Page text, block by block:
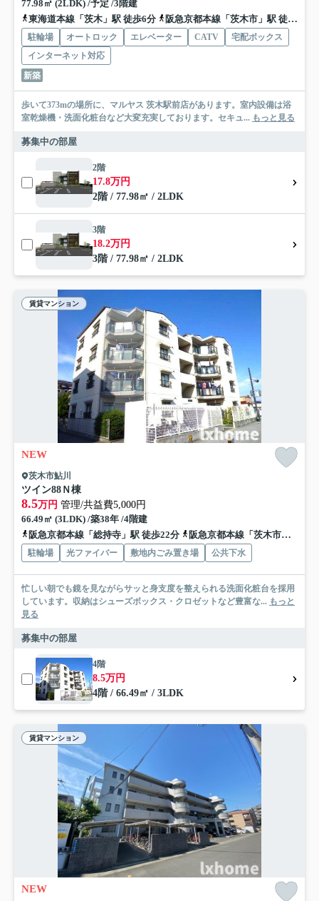
77.98㎡ (2LDK) /予定 /3階建
東海道本線「茨木」駅 徒歩6分
阪急京都本線「茨木市」駅 徒歩19分
駐輪場 オートロック エレベーター CATV
宅配ボックス
インターネット対応
新築
歩いて373mの場所に、マルヤス 茨木駅前店があります。室内設備は浴
室乾燥機・洗面化粧台など大変充実しております。セキュ... もっと見る
募集中の部屋
2階
17.8万円
2階 / 77.98㎡ / 2LDK
3階
18.2万円
3階 / 77.98㎡ / 2LDK
賃貸マンション
NEW
茨木市鮎川
ツイン88Ｎ棟
8.5万円 管理/共益費5,000円
66.49㎡ (3LDK) /築38年 /4階建
阪急京都本線「総持寺」駅 徒歩22分
阪急京都本線「茨木市」駅 徒歩26分
駐輪場 光ファイバー 敷地内ごみ置き場 公共下水
忙しい朝でも鏡を見ながらサッと身支度を整えられる洗面化粧台を採用
しています。収納はシューズボックス・クロゼットなど豊富な... もっと
見る
募集中の部屋
4階
8.5万円
4階 / 66.49㎡ / 3LDK
賃貸マンション
NEW